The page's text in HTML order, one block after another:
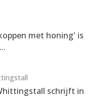
met honing' is
schrijft in